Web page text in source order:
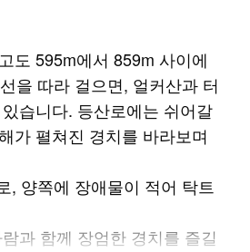
도 595m에서 859m 사이에
을 따라 걸으면, 얼커산과 터
습니다. 등산로에는 쉬어갈
가 펼쳐진 경치를 바라보며
, 양쪽에 장애물이 적어 탁트
과 함께 장엄한 경치를 즐길